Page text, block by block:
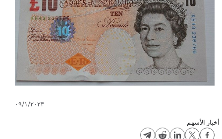
٠٩/١/٢٠٢٣
أخبار الأسهم